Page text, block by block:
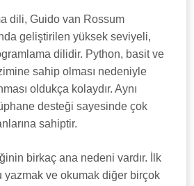
dili, Guido van Rossum
geliştirilen yüksek seviyeli,
dilidir. Python, basit ve
sahip olması nedeniyle
oldukça kolaydır. Aynı
desteği sayesinde çok
sahiptir.
birkaç ana nedeni vardır. İlk
yazmak ve okumak diğer birçok